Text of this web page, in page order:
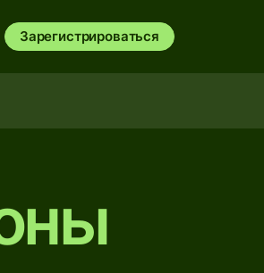
Зарегистрироваться